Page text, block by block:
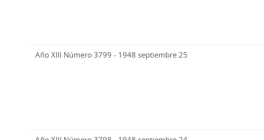
Año XIII Número 3799 - 1948 septiembre 25